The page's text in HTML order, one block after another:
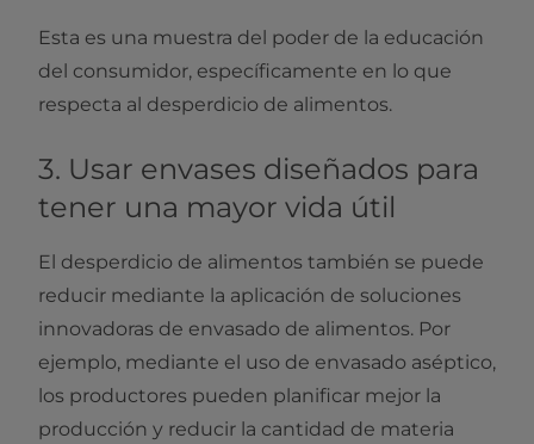
Esta es una muestra del poder de la educación
del consumidor, específicamente en lo que
respecta al desperdicio de alimentos.
3. Usar envases diseñados para
tener una mayor vida útil
El desperdicio de alimentos también se puede
reducir mediante la aplicación de soluciones
innovadoras de envasado de alimentos. Por
ejemplo, mediante el uso de envasado aséptico,
los productores pueden planificar mejor la
producción y reducir la cantidad de materia